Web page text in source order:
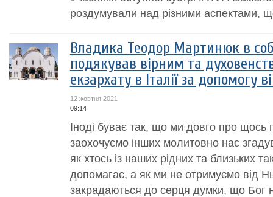
роздумували над різними аспектами,
Владика Теодор Мартинюк в
подякував вірним та
екзархату в Італії за допомогу
12 жовтня 2021
09:14
Іноді буває так, що ми довго про щось
заохочуємо інших молитовно нас
як хтось із наших рідних та близьких
допомагає, а як ми не отримуємо від
закрадаються до серця думки, що Бог